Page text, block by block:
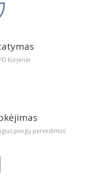
kurjeriai
pinigų pervedimus